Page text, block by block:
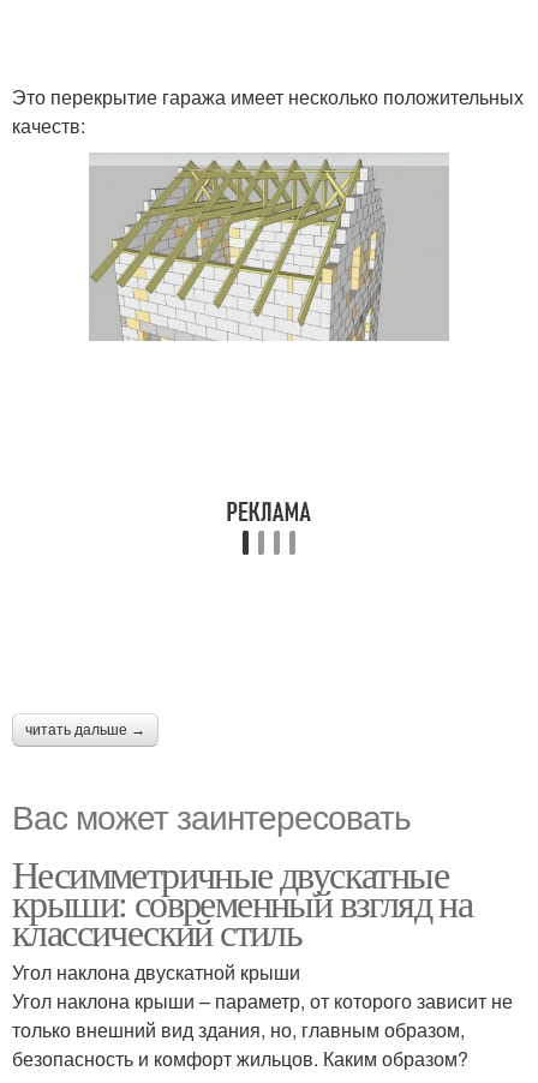
Это перекрытие гаража имеет несколько положительных
качеств:
читать дальше →
Вас может заинтересовать
Несимметричные двускатные
крыши: современный взгляд на
классический стиль
Угол наклона двускатной крыши
Угол наклона крыши – параметр, от которого зависит не
только внешний вид здания, но, главным образом,
безопасность и комфорт жильцов. Каким образом?